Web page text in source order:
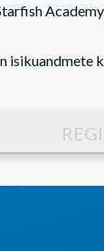
isikuandmete